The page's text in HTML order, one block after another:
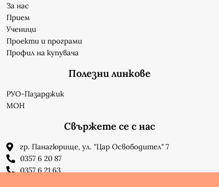
За нас
Прием
Ученици
Проекти и програми
Профил на купувача
Полезни линкове
РУО-Пазарджик
МОН
Свържете се с нас
гр. Панагюрище, ул. "Цар Освободител" 7
0357 6 20 87
0357 6 21 63